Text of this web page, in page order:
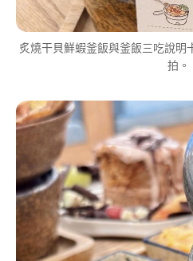
炙燒干貝鮮蝦釜飯與釜飯三吃說明
拍。